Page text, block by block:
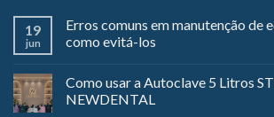
19
jun
Erros comuns em manutenção de
como evitá-los
Como usar a Autoclave 5 Litros
NEWDENTAL